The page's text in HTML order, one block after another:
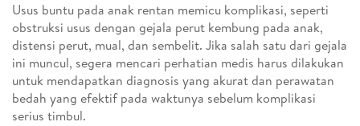
Usus buntu pada anak rentan memicu komplikasi, seperti
obstruksi usus dengan gejala perut kembung pada anak,
distensi perut, mual, dan sembelit. Jika salah satu dari gejala
ini muncul, segera mencari perhatian medis harus dilakukan
untuk mendapatkan diagnosis yang akurat dan perawatan
bedah yang efektif pada waktunya sebelum komplikasi
serius timbul.